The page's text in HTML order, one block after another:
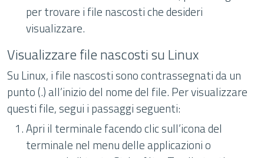
per trovare i file nascosti che desideri
visualizzare.
Visualizzare file nascosti su Linux
Su Linux, i file nascosti sono contrassegnati da un
punto (.) all’inizio del nome del file. Per visualizzare
questi file, segui i passaggi seguenti:
Apri il terminale facendo clic sull’icona del
terminale nel menu delle applicazioni o